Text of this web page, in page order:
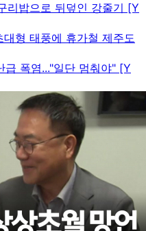
리밥으로 뒤덮인 강줄기 [Y
형 태풍에 휴가철 제주도
폭염..."일단 멈춰야" [Y